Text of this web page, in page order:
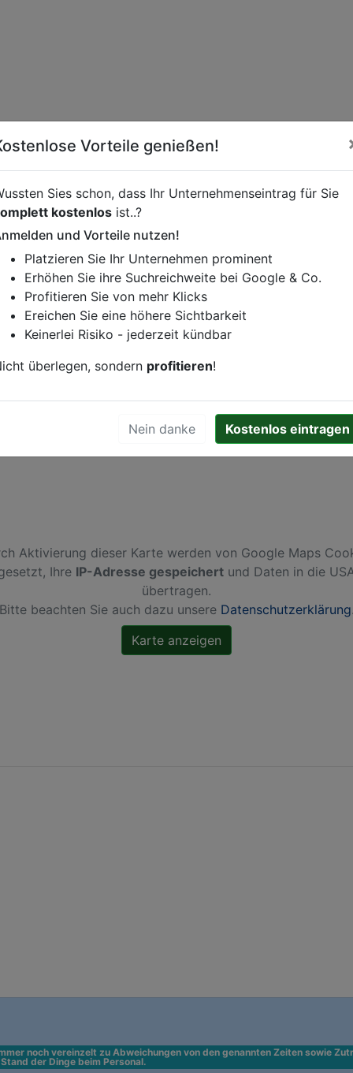
noch vereinzelt zu Abweichungen von den genannten Zeiten sowie
der Dinge beim Personal.
Essen online beiErzherzog Albrecht bestellen
vornehmen, klicken Sie den folgenden Link.
oder andere relevante Informationen hinzufügen?
Gerne erweitern wir Ihren Firmeneintrag um
Ihren Wettbewerbern abheben.
Aktivierung dieser Karte werden von Google Maps
Ihre IP-Adresse gespeichert und Daten in die
übertragen.
beachten Sie auch dazu unsere Datenschutzerklärung.
Vorteile genießen!
Sies schon, dass Ihr Unternehmenseintrag für Sie
kostenlos ist..?
und Vorteile nutzen!
Platzieren Sie Ihr Unternehmen prominent
Erhöhen Sie ihre Suchreichweite bei Google & Co.
Profitieren Sie von mehr Klicks
Ereichen Sie eine höhere Sichtbarkeit
Keinerlei Risiko - jederzeit kündbar
überlegen, sondern profitieren!
Nein danke Kostenlos eintragen